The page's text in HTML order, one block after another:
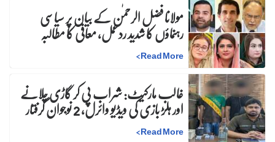
مولانا فضل الرحمٰن کے بیان پر سیاسی
رہنماؤں کا شدید ردعمل، معافی کا مطالبہ
Read More
>
غالب مارکیٹ: شراب پی کر گاڑی چلانے
اور ہلڑ بازی کی ویڈیو وائرل، 2 نوجوان گرفتار
Read More
>